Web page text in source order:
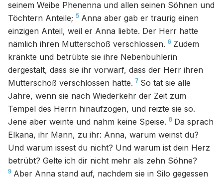
seinem Weibe Phenenna und allen seinen Söhnen und
Töchtern Anteile; 5 Anna aber gab er traurig einen
einzigen Anteil, weil er Anna liebte. Der Herr hatte
nämlich ihren Mutterschoß verschlossen. 6 Zudem
kränkte und betrübte sie ihre Nebenbuhlerin
dergestalt, dass sie ihr vorwarf, dass der Herr ihren
Mutterschoß verschlossen hatte. 7 So tat sie alle
Jahre, wenn sie nach Wiederkehr der Zeit zum
Tempel des Herrn hinaufzogen, und reizte sie so.
Jene aber weinte und nahm keine Speise. 8 Da sprach
Elkana, ihr Mann, zu ihr: Anna, warum weinst du?
Und warum issest du nicht? Und warum ist dein Herz
betrübt? Gelte ich dir nicht mehr als zehn Söhne?
9 Aber Anna stand auf, nachdem sie in Silo gegessen